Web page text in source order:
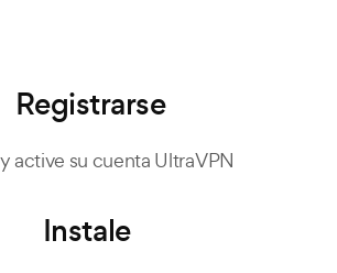
Registrarse
active su cuenta UltraVPN
Instale